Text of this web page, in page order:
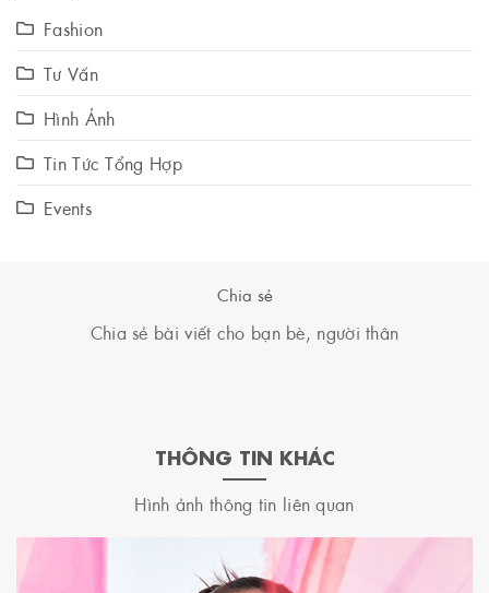
Fashion
Tư Vấn
Hình Ảnh
Tin Tức Tổng Hợp
Events
Chia sẻ
Chia sẻ bài viết cho bạn bè, người thân
THÔNG TIN KHÁC
Hình ảnh thông tin liên quan